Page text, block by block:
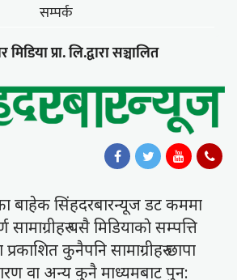
सम्पर्क
प्रा. लि.द्वारा सञ्चालित
बाहेक सिंहदरबारन्यूज डट कममा
सामाग्रीहरु यसै मिडियाकाे सम्पत्ति
कुनैपनि सामाग्रीहरु छापा
वा अन्य कुनै माध्यमबाट पुन: